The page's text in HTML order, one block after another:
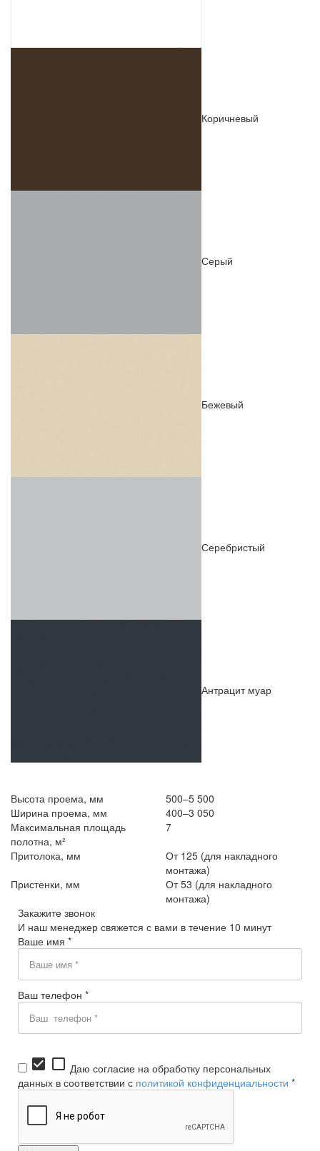
Коричневый
Серый
Бежевый
Серебристый
Антрацит муар
Высота проема, мм
500–5 500
Ширина проема, мм
400–3 050
Максимальная площадь
полотна, м²
7
Притолока, мм
От 125 (для накладного
монтажа)
Пристенки, мм
От 53 (для накладного
монтажа)
Закажите звонок
И наш менеджер свяжется с вами в течение 10 минут
Ваше имя *
Ваш телефон *
check_box check_box_outline_blank Даю согласие на обработку персональных
данных в соответствии с политикой конфиденциальности *